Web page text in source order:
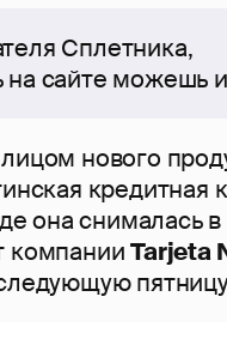
Сплетника,
на сайте можешь
нового
кредитная
она
компанииTarjeta